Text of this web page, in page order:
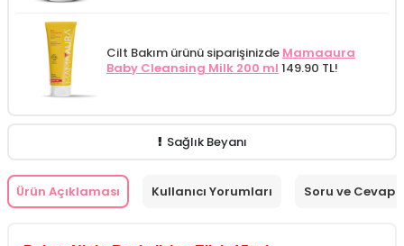
Cilt Bakım ürünü siparişinizde Mamaaura
Baby Cleansing Milk 200 ml 149.90 TL!
Sağlık Beyanı
Ürün Açıklaması Kullanıcı Yorumları Soru ve Cevap